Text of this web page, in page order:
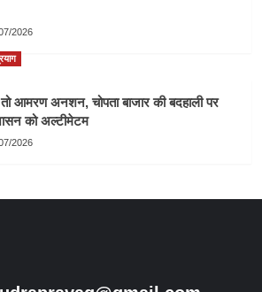
2026
आमरण अनशन, चोपता बाजार की बदहाली पर
को अल्टीमेटम
2026